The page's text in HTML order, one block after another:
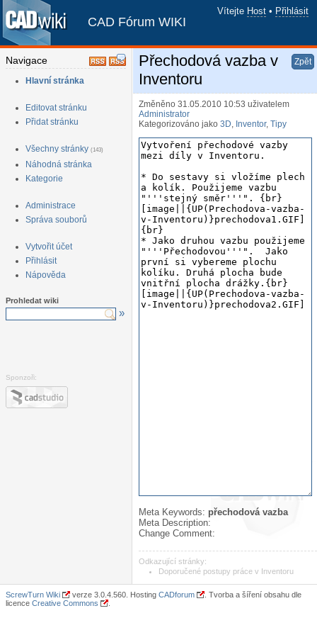
Vítejte Host • Přihlásit
CAD Fórum WIKI
Navigace
Hlavní stránka
Editovat stránku
Přidat stránku
Všechny stránky (143)
Náhodná stránka
Kategorie
Administrace
Správa souborů
Vytvořit účet
Přihlásit
Nápověda
Prohledat wiki
»
Sponzoři:
Zpět
Přechodová vazba v
Inventoru
Změněno 31.05.2010 10:53 uživatelem
Administrator
Kategorizováno jako 3D, Inventor, Tipy
Meta Keywords: přechodová vazba
Meta Description:
Change Comment:
Odkazující stránky:
Doporučené postupy práce v Inventoru
ScrewTurn Wiki verze 3.0.4.560. Hosting CADforum
. Tvorba a šíření obsahu dle
licence Creative Commons